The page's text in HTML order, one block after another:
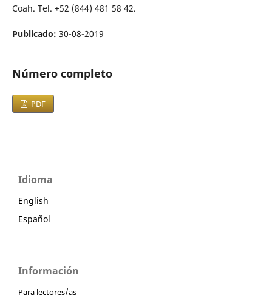
Coah. Tel. +52 (844) 481 58 42.
Publicado: 30-08-2019
Número completo
PDF
Idioma
English
Español
Información
Para lectores/as